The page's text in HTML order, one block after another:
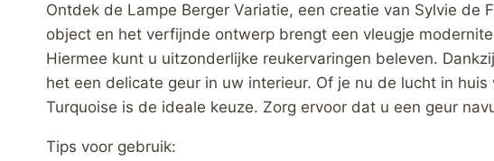
Ontdek de Lampe Berger Variatie, een creatie van Sylvie
object en het verfijnde ontwerp brengt een vleugje
Hiermee kunt u uitzonderlijke reukervaringen beleven.
het een delicate geur in uw interieur. Of je nu de lucht in
Turquoise is de ideale keuze. Zorg ervoor dat u een geur
Tips voor gebruik: